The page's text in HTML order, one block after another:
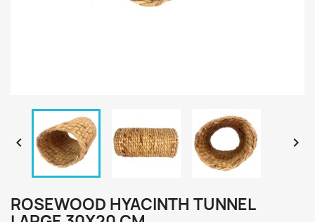
 
ROSEWOOD HYACINTH TUNNEL